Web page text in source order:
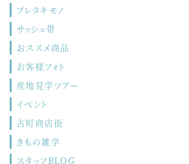
プレタキモノ
サッシュ帯
おススメ商品
お客様フォト
産地見学ツアー
イベント
古町商店街
きもの雑学
スタッフBLOG